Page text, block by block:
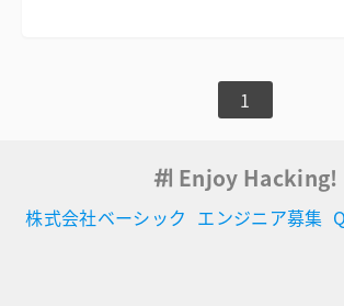
1
Enjoy Hacking!
株式会社ベーシック エンジニア募集